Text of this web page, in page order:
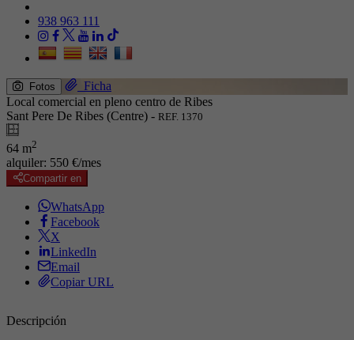
938 963 111
Fotos
Ficha
Local comercial en pleno centro de Ribes
Sant Pere De Ribes (Centre) - REF. 1370
64 m2
alquiler: 550 €/mes
Compartir en
WhatsApp
Facebook
X
LinkedIn
Email
Copiar URL
Descripción